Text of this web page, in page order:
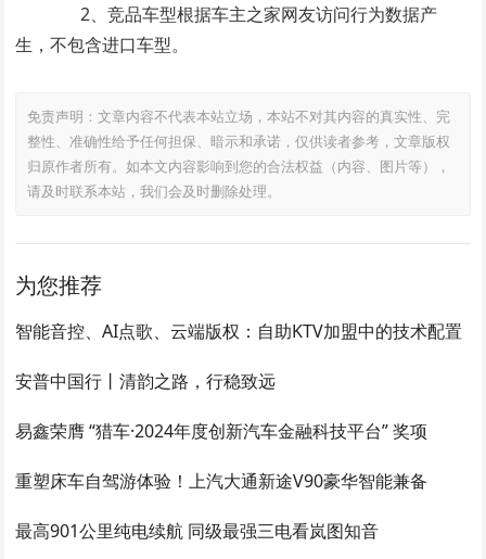
2、竞品车型根据车主之家网友访问行为数据产
生，不包含进口车型。
免责声明：文章内容不代表本站立场，本站不对其内容的真实性、完
整性、准确性给予任何担保、暗示和承诺，仅供读者参考，文章版权
归原作者所有。如本文内容影响到您的合法权益（内容、图片等），
请及时联系本站，我们会及时删除处理。
为您推荐
智能音控、AI点歌、云端版权：自助KTV加盟中的技术配置
安普中国行丨清韵之路，行稳致远
易鑫荣膺 “猎车·2024年度创新汽车金融科技平台” 奖项
重塑床车自驾游体验！上汽大通新途V90豪华智能兼备
最高901公里纯电续航 同级最强三电看岚图知音